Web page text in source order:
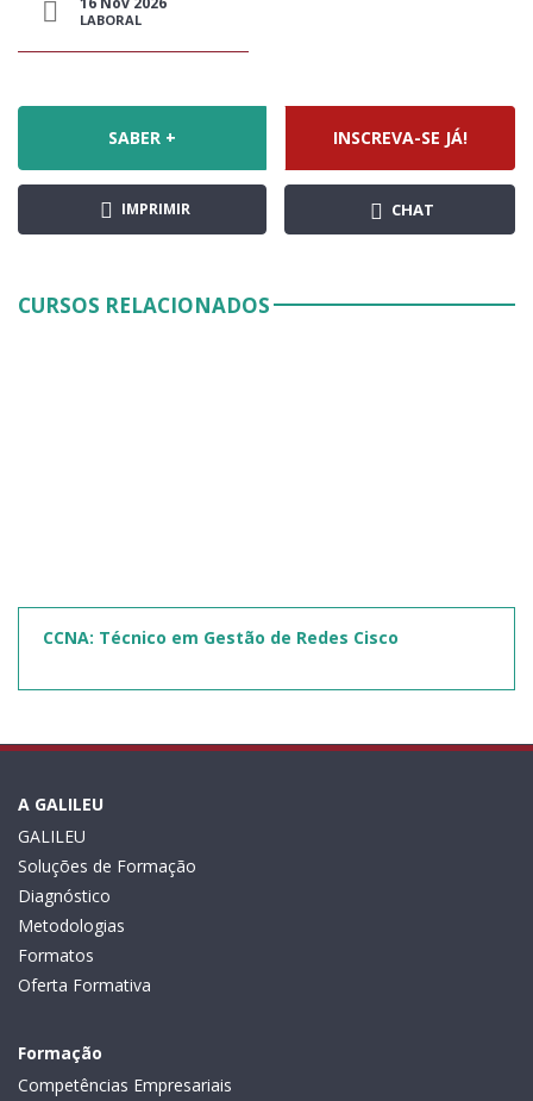
LABORAL
SABER + INSCREVA-SE JÁ!
IMPRIMIR CHAT
CURSOS RELACIONADOS
CCNA: Técnico em Gestão de Redes Cisco
A GALILEU
GALILEU
Soluções de Formação
Diagnóstico
Metodologias
Formatos
Oferta Formativa
Formação
Competências Empresariais